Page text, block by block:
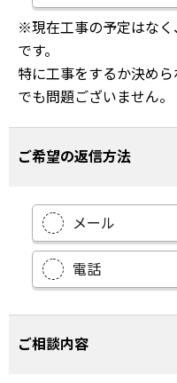
※現在工事の予定はな
です。
特に工事をするか決め
でも問題ございません。
ご希望の返信方法
メール
電話
ご相談内容